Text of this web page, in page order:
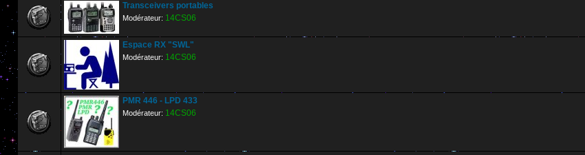
Transceivers portables
Modérateur: 14CS06
Espace RX "SWL"
Modérateur: 14CS06
PMR 446 - LPD 433
Modérateur: 14CS06